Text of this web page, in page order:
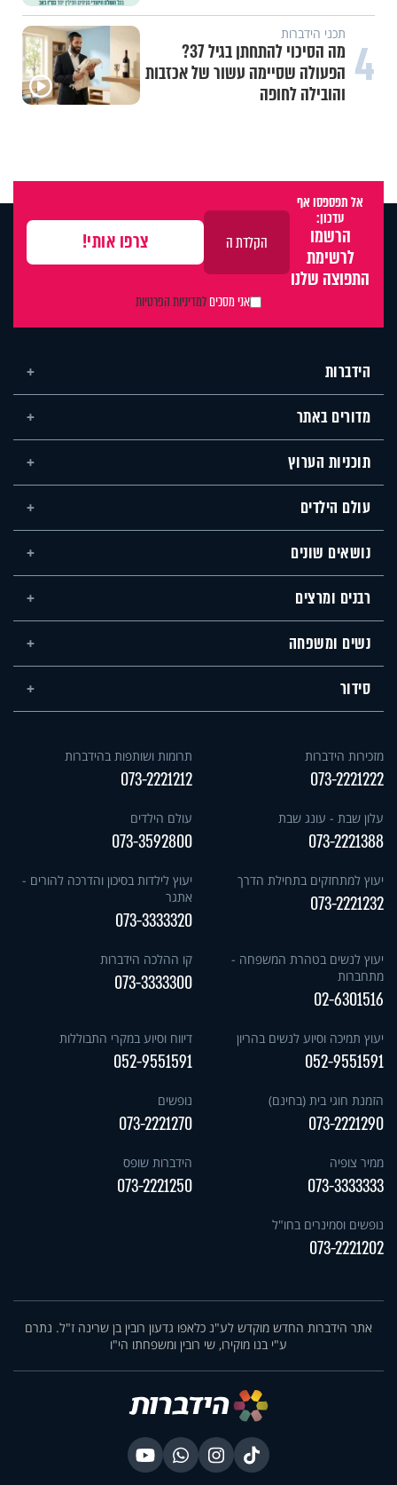
4 תכני הידברות
מה הסיכוי להתחתן בגיל 37?
הפעולה שסיימה עשור של אכזבות
והובילה לחופה
אל תפספסו אף
עדכון:
הרשמו
לרשימת
התפוצה שלנו
אני מסכיםלמדיניות הפרטיות
הידברות
מדורים באתר
תוכניות הערוץ
עולם הילדים
נושאים שונים
רבנים ומרצים
נשים ומשפחה
סידור
מזכירות הידברות
073-2221222
תרומות ושותפות בהידברות
073-2221212
עלון שבת - עונג שבת
073-2221388
עולם הילדים
073-3592800
יעוץ למתחזקים בתחילת הדרך
073-2221232
יעוץ לילדות בסיכון והדרכה להורים -
אתגר
073-3333320
יעוץ לנשים בטהרת המשפחה -
מתחברות
02-6301516
קו ההלכה הידברות
073-3333300
יעוץ תמיכה וסיוע לנשים בהריון
052-9551591
דיווח וסיוע במקרי התבוללות
052-9551591
הזמנת חוגי בית (בחינם)
073-2221290
נופשים
073-2221270
ממיר צופיה
073-3333333
הידברות שופס
073-2221250
נופשים וסמינרים בחו"ל
073-2221202
אתר הידברות החדש מוקדש לע"נ כלאפו גדעון רובין בן שרינה ז"ל. נתרם
ע"י בנו מוקירו, שי רובין ומשפחתו הי"ו